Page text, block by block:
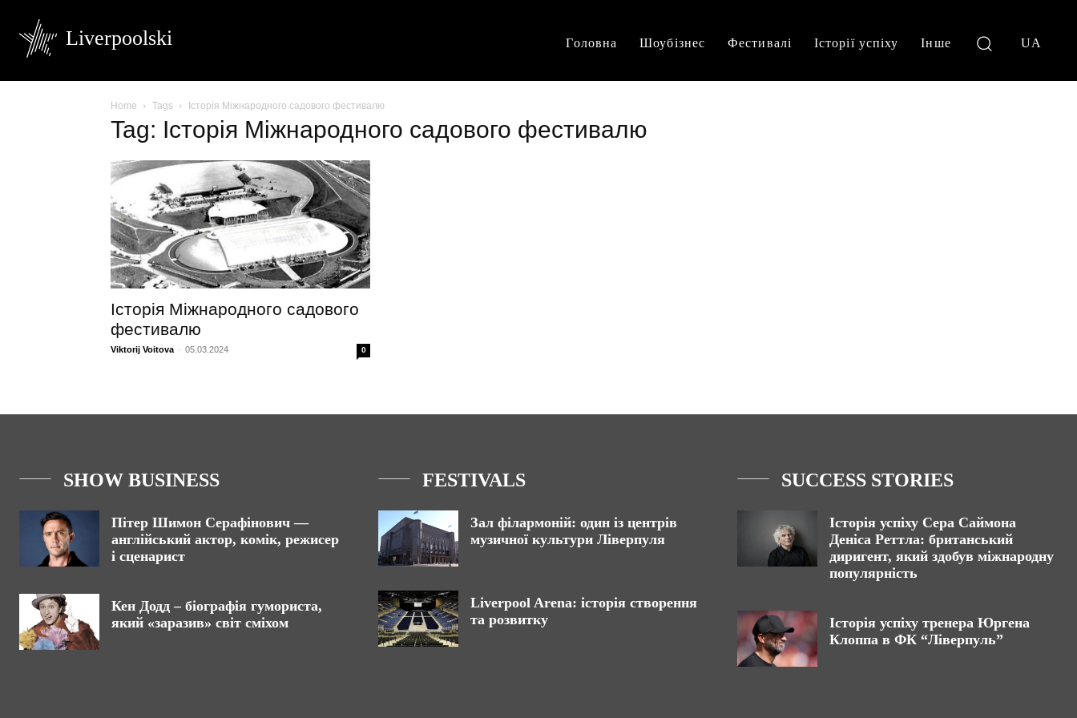
Liverpoolski Головна Шоубізнес Фестивалі Історії успіху Інше UA
Home Tags Історія Міжнародного садового фестивалю
Tag: Історія Міжнародного садового фестивалю
Історія Міжнародного садового
фестивалю
Viktorij Voitova - 05.03.2024 0
SHOW BUSINESS
Пітер Шимон Серафінович —
англійський актор, комік, режисер
і сценарист
Кен Додд – біографія гумориста,
який «заразив» світ сміхом
FESTIVALS
Зал філармоній: один із центрів
музичної культури Ліверпуля
Liverpool Arena: історія створення
та розвитку
SUCCESS STORIES
Історія успіху Сера Саймона
Деніса Реттла: британський
диригент, який здобув міжнародну
популярність
Історія успіху тренера Юргена
Клоппа в ФК “Ліверпуль”